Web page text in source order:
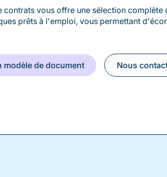
contrats vous offre une sélection complète
prêts à l'emploi, vous permettant
modèle de document Nous